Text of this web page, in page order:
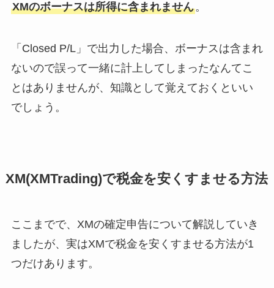
XMのボーナスは所得に含まれません。
「Closed P/L」で出力した場合、ボーナスは含まれ
ないので誤って一緒に計上してしまったなんてこ
とはありませんが、知識として覚えておくといい
でしょう。
XM(XMTrading)で税金を安くすませる方法
ここまでで、XMの確定申告について解説していき
ましたが、実はXMで税金を安くすませる方法が1
つだけあります。